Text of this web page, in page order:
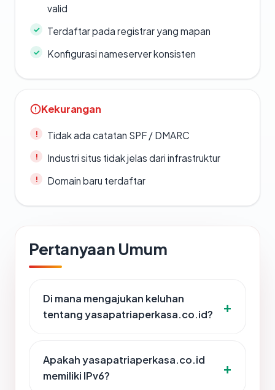
valid
Terdaftar pada registrar yang mapan
Konfigurasi nameserver konsisten
Kekurangan
Tidak ada catatan SPF / DMARC
Industri situs tidak jelas dari infrastruktur
Domain baru terdaftar
Pertanyaan Umum
Di mana mengajukan keluhan
tentang yasapatriaperkasa.co.id?
Apakah yasapatriaperkasa.co.id
memiliki IPv6?